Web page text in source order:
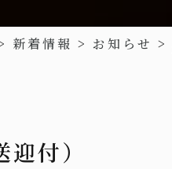
新着情報 > お知らせ >
付）